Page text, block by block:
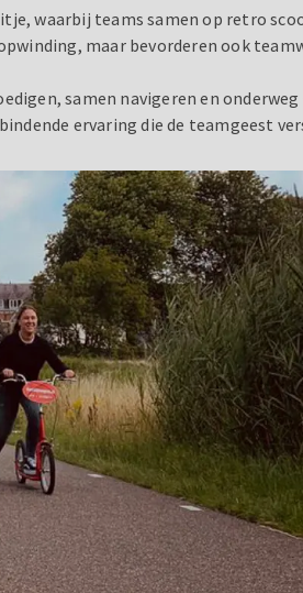
waarbij teams samen op retro
maar bevorderen ook
samen navigeren en
ervaring die de teamgeest